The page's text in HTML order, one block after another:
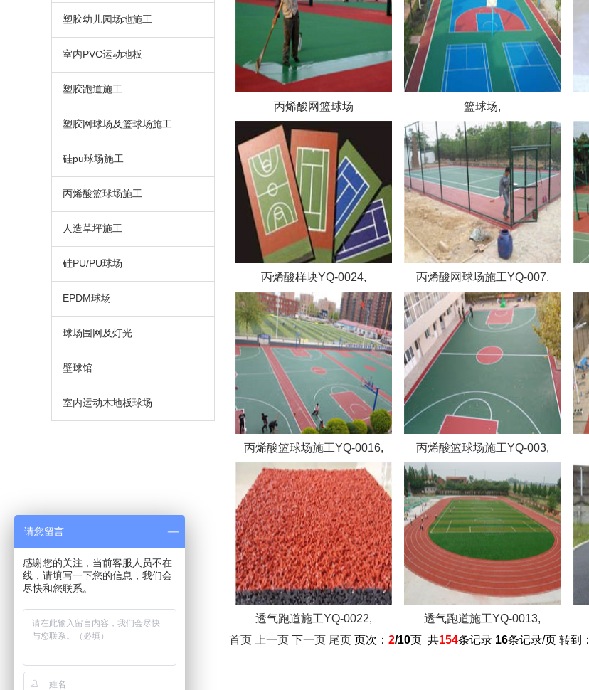
塑胶幼儿园场地施工
室内PVC运动地板
塑胶跑道施工
塑胶网球场及篮球场施工
硅pu球场施工
丙烯酸篮球场施工
人造草坪施工
硅PU/PU球场
EPDM球场
球场围网及灯光
壁球馆
室内运动木地板球场
丙烯酸网篮球场 篮球场,
丙烯酸样块YQ-0024, 丙烯酸网球场施工YQ-007,
丙烯酸篮球场施工YQ-0016, 丙烯酸篮球场施工YQ-003,
透气跑道施工YQ-0022, 透气跑道施工YQ-0013,
首页
上一页 下一页 尾页 页次： 2/10页 共154条记录 16条记录/页 转到：
请您留言
感谢您的关注，当前客服人员不在
线，请填写一下您的信息，我们会
尽快和您联系。